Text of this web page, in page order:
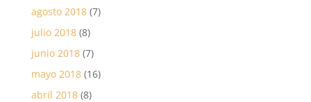
agosto 2018(7)
julio 2018(8)
junio 2018(7)
mayo 2018(16)
abril 2018(8)